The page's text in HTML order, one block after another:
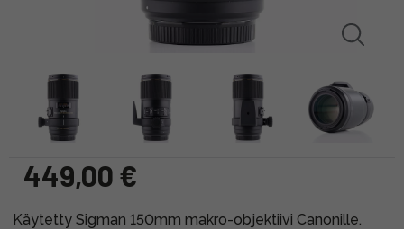
449,00 €
Käytetty Sigman 150mm makro-objektiivi Canonille.